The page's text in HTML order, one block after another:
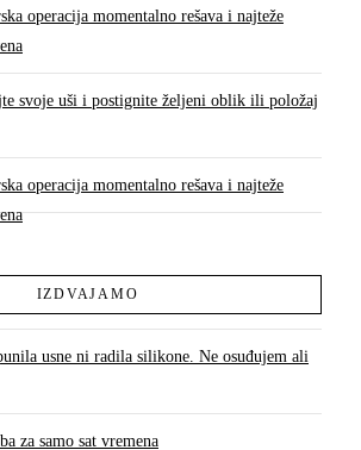
operacija momentalno rešava i najteže
svoje uši i postignite željeni oblik ili položaj
operacija momentalno rešava i najteže
IZDVAJAMO
usne ni radila silikone. Ne osuđujem ali
za samo sat vremena